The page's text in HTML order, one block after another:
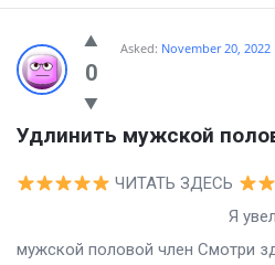
0
Asked: November 20, 2022
Удлинить мужской
ЧИТАТЬ ЗДЕСЬ
Я увеличил
мужской половой член Смотри